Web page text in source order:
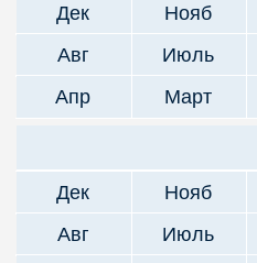
Дек
Нояб
Авг
Июль
Апр
Март
Дек
Нояб
Авг
Июль